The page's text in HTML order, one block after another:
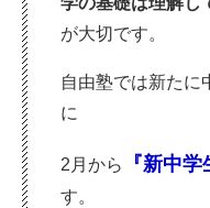
が大切です。
自由塾では新たに
に
2月から 『新中学
す。